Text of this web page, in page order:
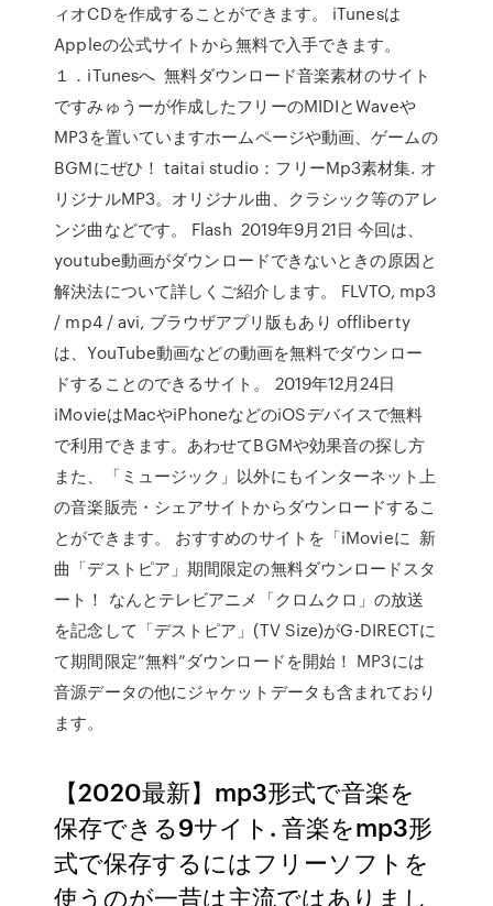
ィオCDを作成することができます。 iTunesは
Appleの公式サイトから無料で入手できます。
１．iTunesへ 無料ダウンロード音楽素材のサイト
ですみゅうーが作成したフリーのMIDIとWaveや
MP3を置いていますホームページや動画、ゲームの
BGMにぜひ！ taitai studio：フリーMp3素材集. オ
リジナルMP3。オリジナル曲、クラシック等のアレ
ンジ曲などです。 Flash 2019年9月21日 今回は、
youtube動画がダウンロードできないときの原因と
解決法について詳しくご紹介します。 FLVTO, mp3
/ mp4 / avi, ブラウザアプリ版もあり offliberty
は、YouTube動画などの動画を無料でダウンロー
ドすることのできるサイト。 2019年12月24日
iMovieはMacやiPhoneなどのiOSデバイスで無料
で利用できます。あわせてBGMや効果音の探し方
また、「ミュージック」以外にもインターネット上
の音楽販売・シェアサイトからダウンロードするこ
とができます。 おすすめのサイトを「iMovieに 新
曲「デストピア」期間限定の無料ダウンロードスタ
ート！ なんとテレビアニメ「クロムクロ」の放送
を記念して「デストピア」(TV Size)がG-DIRECTに
て期間限定”無料”ダウンロードを開始！ MP3には
音源データの他にジャケットデータも含まれており
ます。
【2020最新】mp3形式で音楽を
保存できる9サイト. 音楽をmp3形
式で保存するにはフリーソフトを
使うのが一昔は主流ではありまし